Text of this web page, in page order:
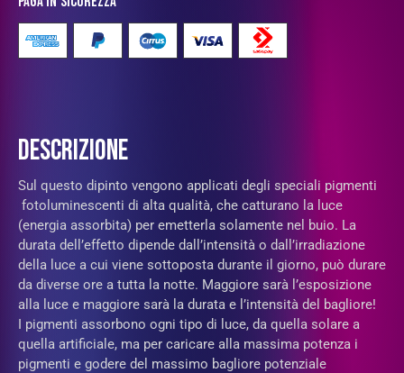
DESCRIZIONE
Sul questo dipinto vengono applicati degli speciali pigmenti
fotoluminescenti di alta qualità, che catturano la luce
(energia assorbita) per emetterla solamente nel buio. La
durata dell’effetto dipende dall’intensità o dall’irradiazione
della luce a cui viene sottoposta durante il giorno, può durare
da diverse ore a tutta la notte. Maggiore sarà l’esposizione
alla luce e maggiore sarà la durata e l’intensità del bagliore!
I pigmenti assorbono ogni tipo di luce, da quella solare a
quella artificiale, ma per caricare alla massima potenza i
pigmenti e godere del massimo bagliore potenziale